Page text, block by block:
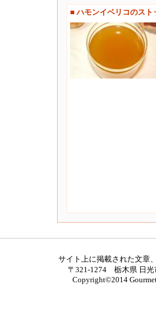
■ ハモンイベリコのスト
サイト上に掲載された文章
〒321-1274 栃木県 日
Copyright©2014